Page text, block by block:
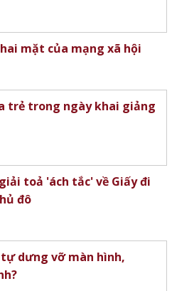
mặt của mạng xã hội
trẻ trong ngày khai giảng
toả 'ách tắc' về Giấy đi
đô
dưng vỡ màn hình,